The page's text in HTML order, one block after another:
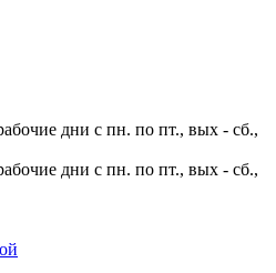
дни с пн. по пт., вых - сб.,
дни с пн. по пт., вых - сб.,